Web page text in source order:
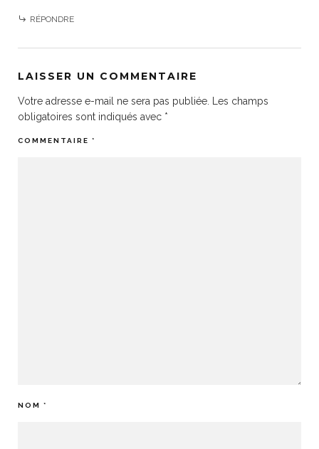
RÉPONDRE
LAISSER UN COMMENTAIRE
Votre adresse e-mail ne sera pas publiée.
Les champs
obligatoires sont indiqués avec *
COMMENTAIRE *
NOM *